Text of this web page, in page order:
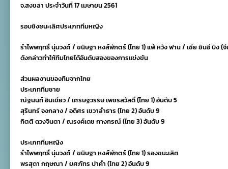
เอ
ส
โค
จ.สงขลา ประจำวันที่ 17 เมษายน 2561
รอบชิงชนะเลิศประเภททีมหญิง
รำไพพฤทธิ์ นุ่มวงศ์ / ขนิษฐา หงส์พักตร์ (ไทย 1) แพ้ หวัง ฟาน / เซีย ซินอี บิง (จี
ดังกล่าวทำให้ทีมไทยได้อันดับสองของการแข่งขัน
ส่วนผลงานของทีมจากไทย
ประเภททีมชาย
ณัฐนนท์ อินเขียว / เศรษฐวรรษ เพชรสวัสดิ์ (ไทย 1) อันดับ 5
สุรินทร์ จงกลาง / อดิศร เขวาลำธาร (ไทย 2) อันดับ 9
กิตติ ดวงจินดา / ณรงค์เดช กางกรณ์ (ไทย 3) อันดับ 9
ประเภททีมหญิง
รำไพพฤทธิ์ นุ่มวงศ์ / ขนิษฐา หงส์พักตร์ (ไทย 1) รองชนะเลิศ
พรสุดา กฤษณา / ยศภัทร ปาคำ (ไทย 2) อันดับ 9